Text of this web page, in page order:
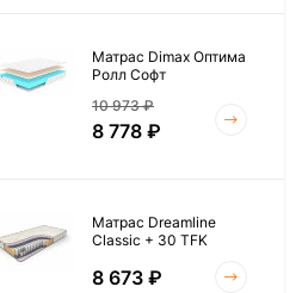
Матрас Dimax Оптима
Ролл Софт
10 973₽
8 778 ₽
Матрас Dreamline
Classic + 30 TFK
8 673 ₽